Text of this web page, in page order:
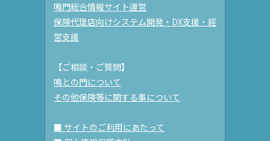
鳴門総合情報サイト運営
保険代理店向けシステム開発・DX支援・経
営支援
【ご相談・ご質問】
鳴との門について
その他保険等に関する事について
■ サイトのご利用にあたって